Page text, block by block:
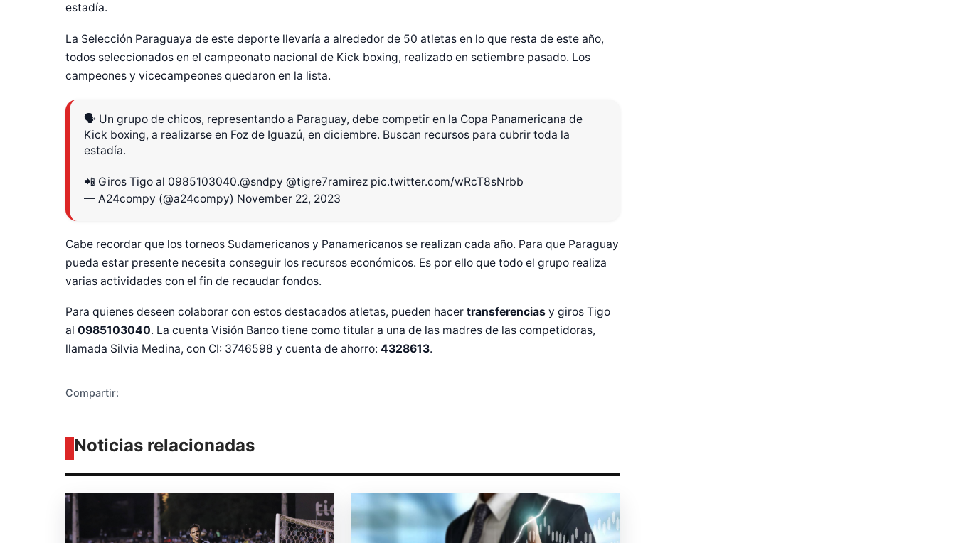
estadía.
La Selección Paraguaya de este deporte llevaría a alrededor de 50 atletas en lo que resta de este año,
todos seleccionados en el campeonato nacional de Kick boxing, realizado en setiembre pasado. Los
campeones y vicecampeones quedaron en la lista.
🗣️ Un grupo de chicos, representando a Paraguay, debe competir en la Copa Panamericana de
Kick boxing, a realizarse en Foz de Iguazú, en diciembre. Buscan recursos para cubrir toda la
estadía.
📲 Giros Tigo al 0985103040.@sndpy @tigre7ramirez pic.twitter.com/wRcT8sNrbb
— A24compy (@a24compy) November 22, 2023
Cabe recordar que los torneos Sudamericanos y Panamericanos se realizan cada año. Para que Paraguay
pueda estar presente necesita conseguir los recursos económicos. Es por ello que todo el grupo realiza
varias actividades con el fin de recaudar fondos.
Para quienes deseen colaborar con estos destacados atletas, pueden hacer transferencias y giros Tigo
al 0985103040. La cuenta Visión Banco tiene como titular a una de las madres de las competidoras,
llamada Silvia Medina, con CI: 3746598 y cuenta de ahorro: 4328613.
Compartir:
Diseñado por Shiro Company
Noticias relacionadas